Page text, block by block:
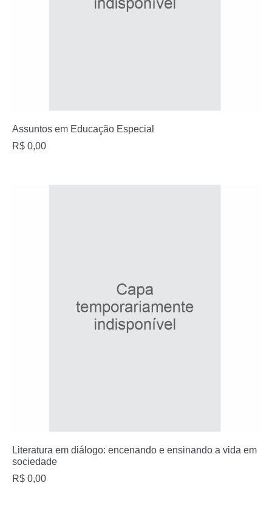
Assuntos em Educação Especial
R$ 0,00
Literatura em diálogo: encenando e ensinando a vida em
sociedade
R$ 0,00